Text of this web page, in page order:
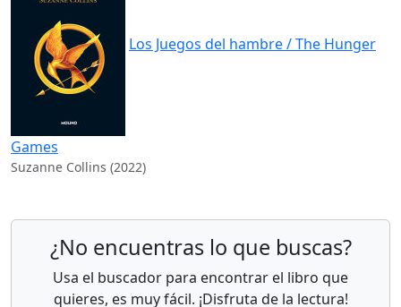
Los Juegos del hambre / The Hunger
Games
Suzanne Collins (2022)
¿No encuentras lo que buscas?
Usa el buscador para encontrar el libro que
quieres, es muy fácil. ¡Disfruta de la lectura!